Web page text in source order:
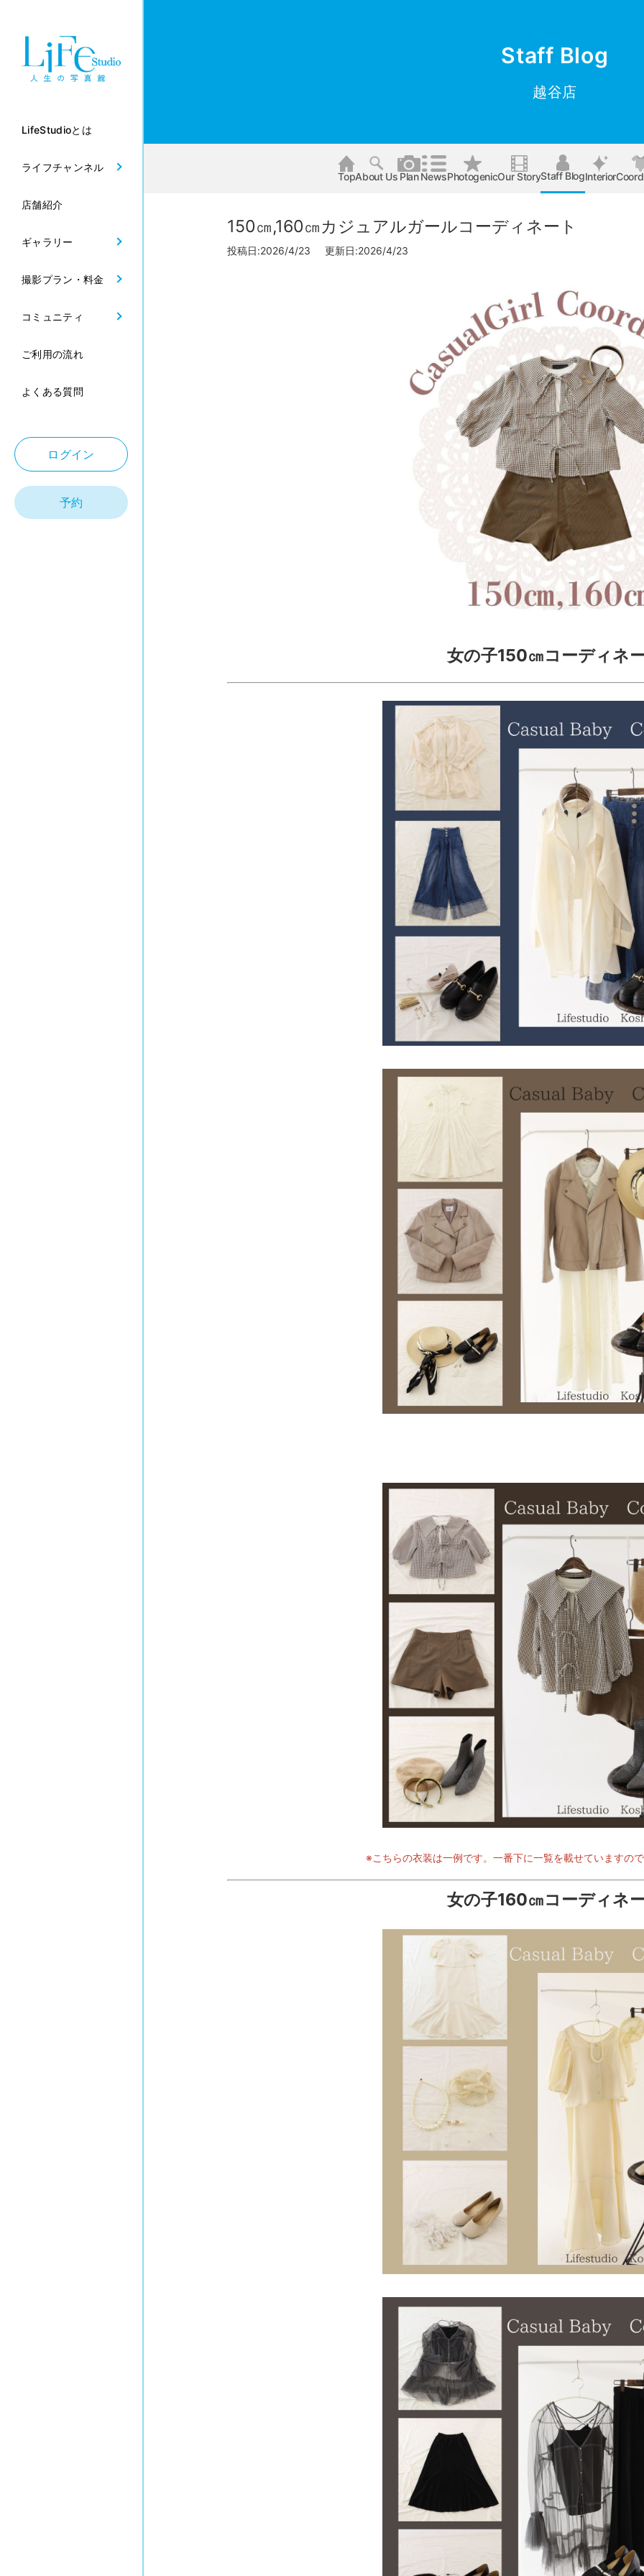
LifeStudioとは
ライフチャンネル
店舗紹介
ギャラリー
撮影プラン・料金
コミュニティ
ご利用の流れ
よくある質問
ログイン
予約
Staff Blog
越谷店
TopAbout Us PlanNewsPhotogenicOur StoryStaff BlogInterior
150㎝,160㎝カジュアルガールコーディネート
投稿日:2026/4/23 更新日:2026/4/23
女の子150㎝コーディネ
※こちらの衣装は一例です。一番下に一覧を載せていますの
女の子160㎝コーディネ